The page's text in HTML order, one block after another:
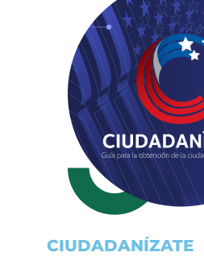
CIUDADANÍZATE